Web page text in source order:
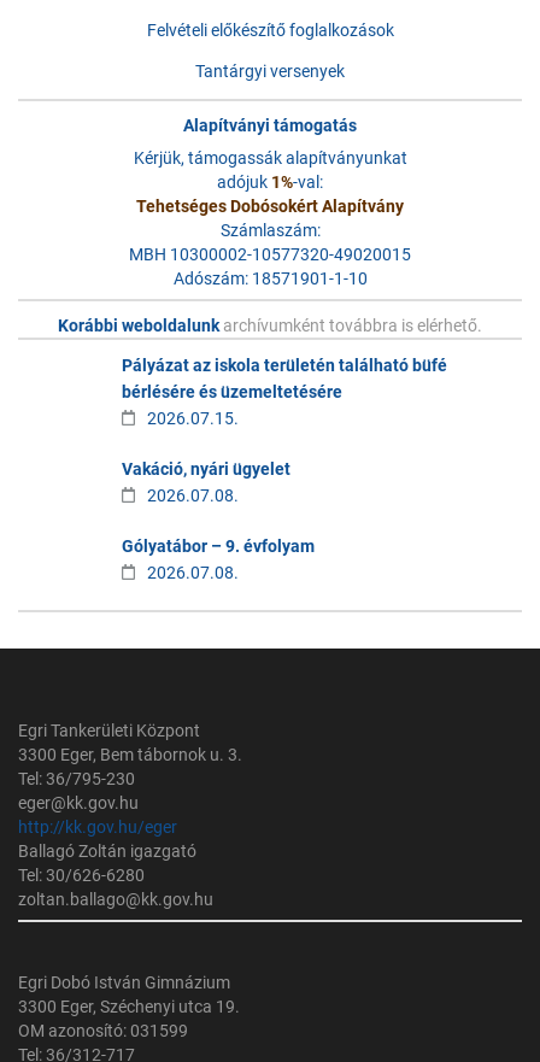
Felvételi előkészítő foglalkozások
Tantárgyi versenyek
Alapítványi támogatás
Kérjük, támogassák alapítványunkat
adójuk 1%-val:
Tehetséges Dobósokért Alapítvány
Számlaszám:
MBH 10300002-10577320-49020015
Adószám: 18571901-1-10
Korábbi weboldalunk archívumként továbbra is elérhető.
Pályázat az iskola területén található büfé
bérlésére és üzemeltetésére
2026.07.15.
Vakáció, nyári ügyelet
2026.07.08.
Gólyatábor – 9. évfolyam
2026.07.08.
Egri Tankerületi Központ
3300 Eger, Bem tábornok u. 3.
Tel: 36/795-230
eger@kk.gov.hu
http://kk.gov.hu/eger
Ballagó Zoltán igazgató
Tel: 30/626-6280
zoltan.ballago@kk.gov.hu
Egri Dobó István Gimnázium
3300 Eger, Széchenyi utca 19.
OM azonosító: 031599
Tel: 36/312-717